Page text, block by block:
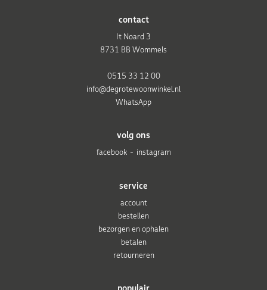
service
account
bestellen
bezorgen en ophalen
betalen
retourneren
volg ons
facebook
instagram
contact
It Noard 3
8731 BB Wommels
0515 33 12 00
info@degrotewoonwinkel.nl
WhatsApp